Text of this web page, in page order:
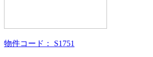
物件コード： S1751